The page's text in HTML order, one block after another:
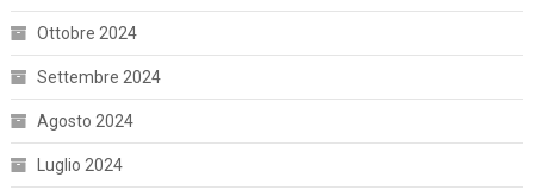
Ottobre 2024
Settembre 2024
Agosto 2024
Luglio 2024